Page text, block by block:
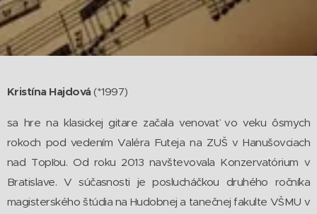
Kristína Hajdová(*1997)
sa hre na klasickej gitare začala venovať vo veku ôsmych
rokoch pod vedením Valéra Futeja na ZUŠ v Hanušovciach
nad Topľou. Od roku 2013 navštevovala Konzervatórium v
Bratislave. V súčasnosti je poslucháčkou druhého ročníka
magisterského štúdia na Hudobnej a tanečnej fakulte VŠMU v